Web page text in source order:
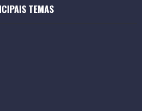
TEMAS